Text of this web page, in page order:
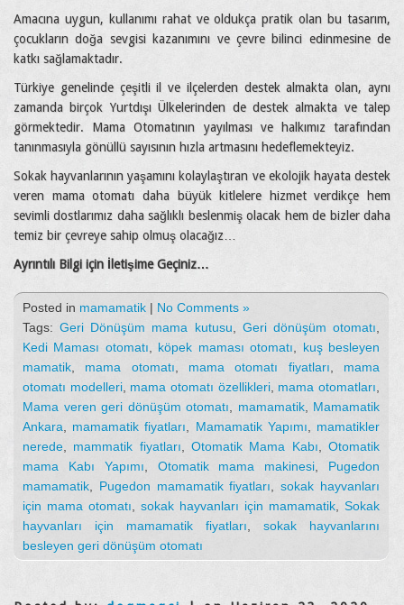
Amacına uygun, kullanımı rahat ve oldukça pratik olan bu tasarım,
çocukların doğa sevgisi kazanımını ve çevre bilinci edinmesine de
katkı sağlamaktadır.
Türkiye genelinde çeşitli il ve ilçelerden destek almakta olan, aynı
zamanda birçok Yurtdışı Ülkelerinden de destek almakta ve talep
görmektedir. Mama Otomatının yayılması ve halkımız tarafından
tanınmasıyla gönüllü sayısının hızla artmasını hedeflemekteyiz.
Sokak hayvanlarının yaşamını kolaylaştıran ve ekolojik hayata destek
veren mama otomatı daha büyük kitlelere hizmet verdikçe hem
sevimli dostlarımız daha sağlıklı beslenmiş olacak hem de bizler daha
temiz bir çevreye sahip olmuş olacağız…
Ayrıntılı Bilgi için İletişime Geçiniz…
Posted in mamamatik | No Comments »
Tags:Geri Dönüşüm mama kutusu, Geri dönüşüm otomatı,
Kedi Maması otomatı, köpek maması otomatı, kuş besleyen
mamatik, mama otomatı, mama otomatı fiyatları, mama
otomatı modelleri, mama otomatı özellikleri, mama otomatları,
Mama veren geri dönüşüm otomatı, mamamatik, Mamamatik
Ankara, mamamatik fiyatları, Mamamatik Yapımı, mamatikler
nerede, mammatik fiyatları,Otomatik Mama Kabı,Otomatik
mama Kabı Yapımı, Otomatik mama makinesi, Pugedon
mamamatik, Pugedon mamamatik fiyatları,sokak hayvanları
için mama otomatı, sokak hayvanları için mamamatik, Sokak
hayvanları için mamamatik fiyatları, sokak hayvanlarını
besleyen geri dönüşüm otomatı